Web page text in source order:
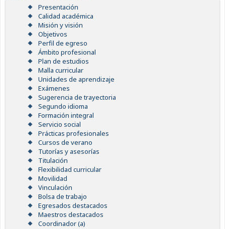
Presentación
Calidad académica
Misión y visión
Objetivos
Perfil de egreso
Ámbito profesional
Plan de estudios
Malla curricular
Unidades de aprendizaje
Exámenes
Sugerencia de trayectoria
Segundo idioma
Formación integral
Servicio social
Prácticas profesionales
Cursos de verano
Tutorías y asesorías
Titulación
Flexibilidad curricular
Movilidad
Vinculación
Bolsa de trabajo
Egresados destacados
Maestros destacados
Coordinador (a)